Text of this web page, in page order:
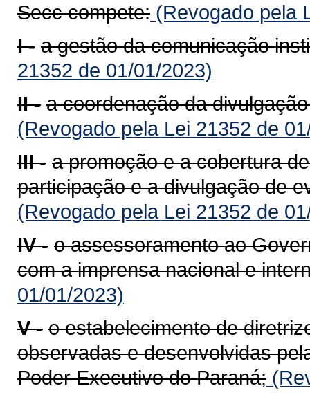
Secc compete: (Revogado pela
I - a gestão da comunicação
21352 de 01/01/2023)
II - a coordenação da
(Revogado pela Lei 21352 de
III - a promoção e a cobertura
participação e a divulgação de
(Revogado pela Lei 21352 de
IV - o assessoramento ao
com a imprensa nacional e
01/01/2023)
V - o estabelecimento de
observadas e desenvolvidas
Poder Executivo do Paraná;